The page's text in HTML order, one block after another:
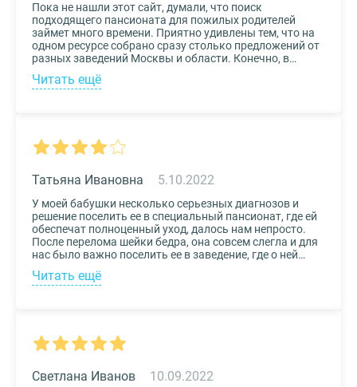
Пока не нашли этот сайт, думали, что поиск
подходящего пансионата для пожилых родителей
займет много времени. Приятно удивлены тем, что на
одном ресурсе собрано сразу столько предложений от
разных заведений Москвы и области. Конечно, в
приоритете был выбор по месту расположения –
хотелось бы, чтоб пансионат находился недалеко от
подробная, что определиться на наиболее подходящем
сервис!
Читать ещё
5.10.2022
Татьяна Ивановна
У моей бабушки несколько серьезных диагнозов и
решение поселить ее в специальный пансионат, где ей
обеспечат полноценный уход, далось нам непросто.
После перелома шейки бедра, она совсем слегла и для
нас было важно поселить ее в заведение, где о ней
будут заботиться круглосуточно. Остановили выбор
на реабилитационном центре Медвежьи Озера
Читать ещё
10.09.2022
Светлана Иванов